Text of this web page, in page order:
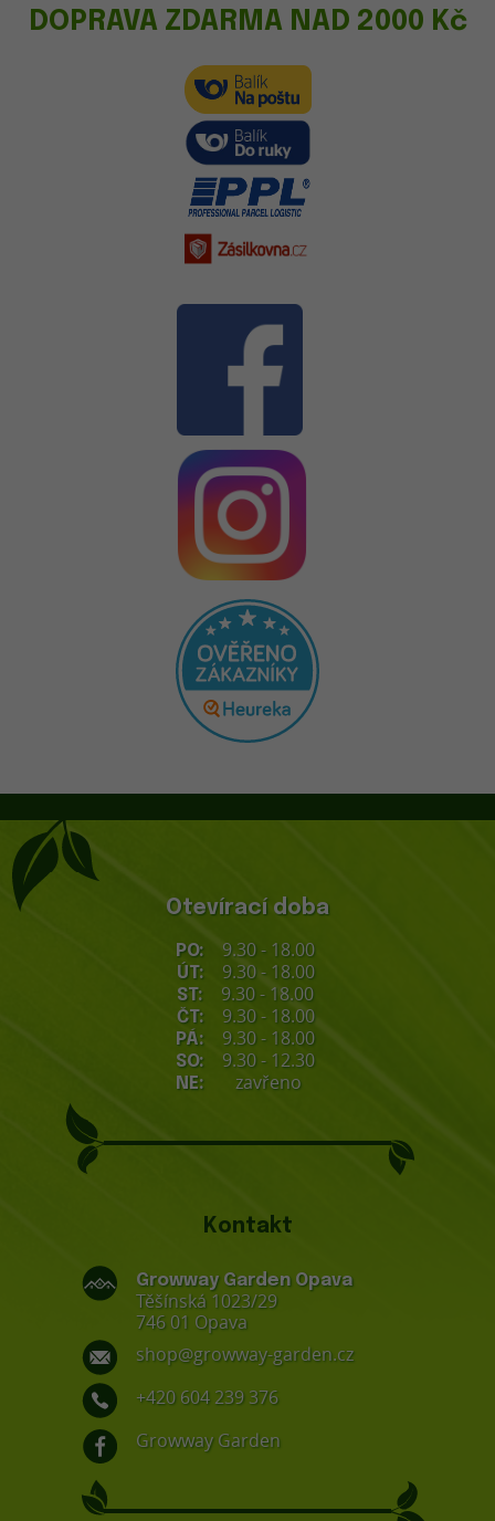
DOPRAVA ZDARMA NAD 2000 Kč
Otevírací doba
PO: 9.30 - 18.00
ÚT: 9.30 - 18.00
ST: 9.30 - 18.00
ČT: 9.30 - 18.00
PÁ: 9.30 - 18.00
SO: 9.30 - 12.30
NE: zavřeno
Kontakt
Growway Garden Opava
Těšínská 1023/29
746 01 Opava
shop@growway-garden.cz
+420 604 239 376
Growway Garden